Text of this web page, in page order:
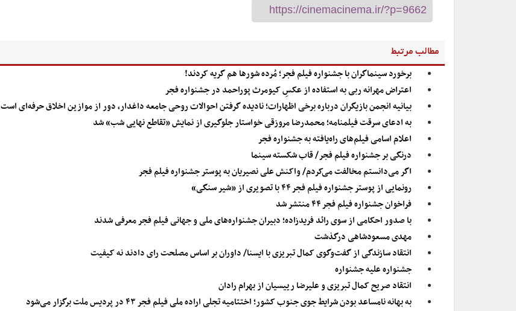
مطالب مرتبط
برخورد سینماگران با جشنواره فیلم فجر؛ مُرده شورها هم گریه کردند!
اعتراض مهرانه ربی به استفاده از عکسِ کیومرث پوراحمد در جشنواره فجر
بیانیه انجمن بازیگران درباره برخی اظهارات؛ نادیده گرفتن احوالات روحی جامعه داغدار، دور از موازین اخلاق حرفه‌ای است
به ادعای سرقت فیلمنامه؛ محمدرضا مروزقی خواستار جلوگیری از نمایش «تقاطع نهایی شب» شد
اعلام اسامی فیلم‌های راه‌یافته به جشنواره فجر
درنگی بر جشنواره فیلم فجر/ قاب شکسته سینما
اگر می‌دانستم مخالفت می‌کردم/ واکنش علی نصیریان به پوستر جشنواره فیلم فجر
رونمایی از پوستر جشنواره فیلم فجر ۴۴ با تصویری از «شیر سنگی»
فراخوان جشنواره فیلم فجر ۴۴ منتشر شد
با صدور احکامی از سوی رائد فریدزاده؛ دبیران جشنواره‌های ملی و جهانی فیلم فجر معرفی شدند
مهدی مسعودشاهی درگذشت
انتقاد سازندگی از گفت‌وگوی کمال تبریزی با ایسنا/ داوران بر اساس مصلحت رای دادند نه کیفیت
جشنواره علیه جشنواره
انتقاد صریح کمال تبریزی و علیرضا رییسیان از بهرام رادان
به بهانه نامساعد بودن شرایط جوی جنوب کشور؛ اختتامیه تجلی اراده ملی فیلم فجر ۴۳ در پردیس ملت برگزار می‌شود